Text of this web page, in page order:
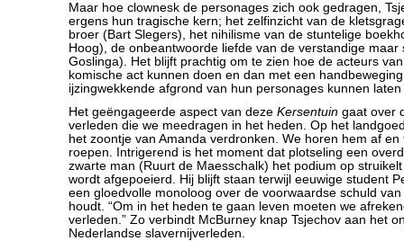
Maar hoe clownesk de personages zich ook gedragen,
ergens hun tragische kern; het zelfinzicht van de
broer (Bart Slegers), het nihilisme van de stuntelige
Hoog), de onbeantwoorde liefde van de verstandige maar
Goslinga). Het blijft prachtig om te zien hoe de acteurs
komische act kunnen doen en dan met een
ijzingwekkende afgrond van hun personages kunnen laten
Het geëngageerde aspect van deze Kersentuin gaat over
verleden die we meedragen in het heden. Op het
het zoontje van Amanda verdronken. We horen hem af
roepen. Intrigerend is het moment dat plotseling een
zwarte man (Ruurt de Maesschalk) het podium op
wordt afgepoeierd. Hij blijft staan terwijl eeuwige student
een gloedvolle monoloog over de voorwaardse schuld
houdt. “Om in het heden te gaan leven moeten we
verleden.” Zo verbindt McBurney knap Tsjechov aan het
Nederlandse slavernijverleden.